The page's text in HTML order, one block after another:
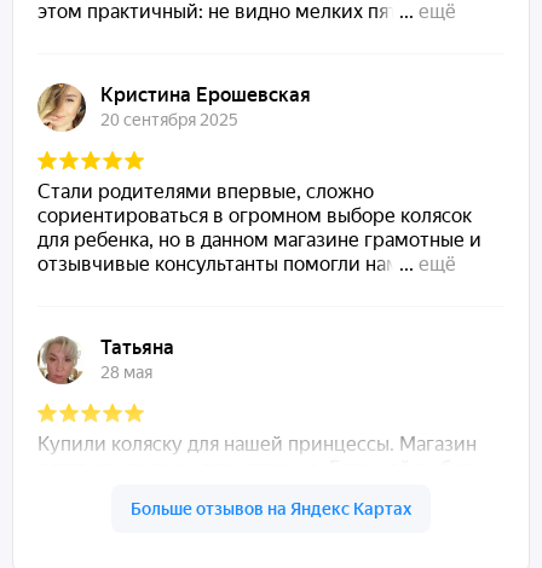
Природная чистота: Кроватка изготовлена из цельной
гарантирует безопасность и экологическое
соответствие.
Особенности:
Тихий и долговечный маятниковый механизм из
натуральной ольхи.
под рост малыша.
Три уровня передней панели для удобства
использования.
Защитные накладки на двух сторонах для